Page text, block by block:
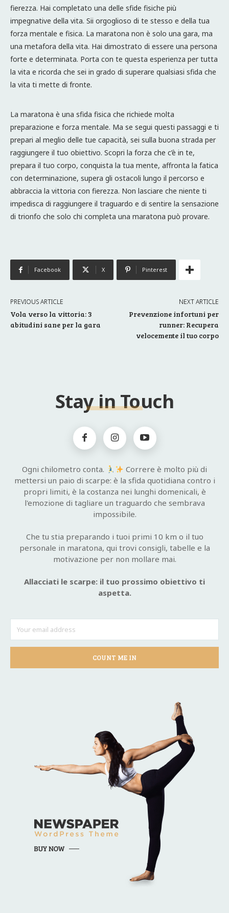
fierezza. Hai completato una delle sfide fisiche più
impegnative della vita. Sii orgoglioso di te stesso e della tua
forza mentale e fisica. La maratona non è solo una gara, ma
una metafora della vita. Hai dimostrato di essere una persona
forte e determinata. Porta con te questa esperienza per tutta
la vita e ricorda che sei in grado di superare qualsiasi sfida che
la vita ti mette di fronte.
La maratona è una sfida fisica che richiede molta
preparazione e forza mentale. Ma se segui questi passaggi e ti
prepari al meglio delle tue capacità, sei sulla buona strada per
raggiungere il tuo obiettivo. Scopri la forza che c’è in te,
prepara il tuo corpo, conquista la tua mente, affronta la fatica
con determinazione, supera gli ostacoli lungo il percorso e
abbraccia la vittoria con fierezza. Non lasciare che niente ti
impedisca di raggiungere il traguardo e di sentire la sensazione
di trionfo che solo chi completa una maratona può provare.
Facebook X Pinterest
PREVIOUS ARTICLE
Vola verso la vittoria: 3
abitudini sane per la gara
NEXT ARTICLE
Prevenzione infortuni per
runner: Recupera
velocemente il tuo corpo
Stay in Touch
Ogni chilometro conta.
Correre è molto più di
mettersi un paio di scarpe: è la sfida quotidiana contro i
propri limiti, è la costanza nei lunghi domenicali, è
l'emozione di tagliare un traguardo che sembrava
impossibile.
Che tu stia preparando i tuoi primi 10 km o il tuo
personale in maratona, qui trovi consigli, tabelle e la
motivazione per non mollare mai.
Allacciati le scarpe: il tuo prossimo obiettivo ti
aspetta.
COUNT ME IN